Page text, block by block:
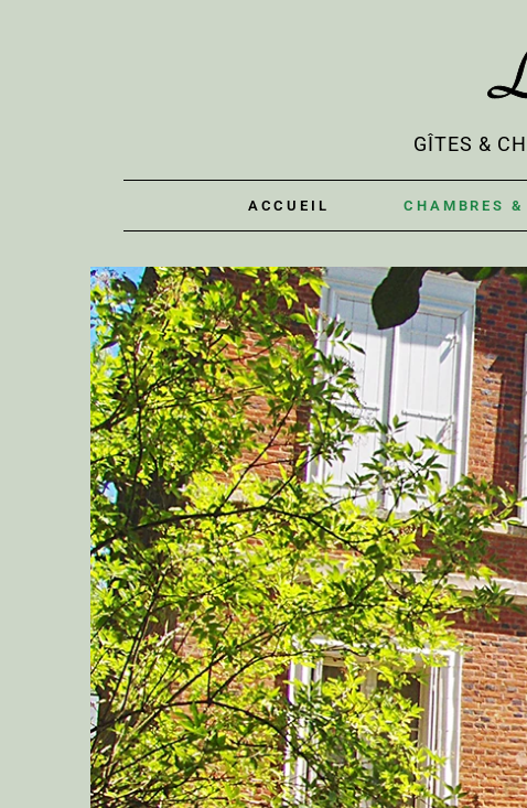
GÎTES &
ACCUEIL CHAMBRES